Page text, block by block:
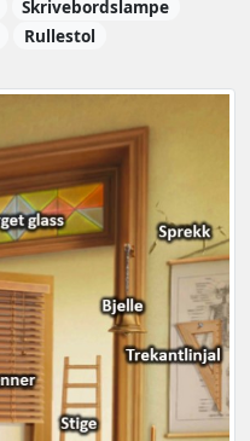
Skrivebordslampe
Rullestol